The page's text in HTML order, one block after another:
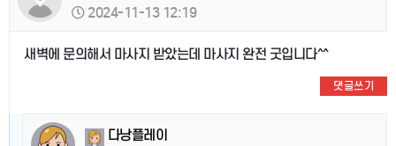
2024-11-13 12:19
새벽에 문의해서 마사지 받았는데 마사지 완전 굿입니다^^
댓글쓰기
다낭플레이